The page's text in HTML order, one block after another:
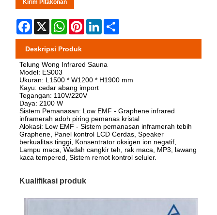
Kirim Pitakonan
Facebook
X WhatsApp
PinterestLinkedIn
Deskripsi Produk
Telung Wong Infrared Sauna
Model: ES003
Ukuran: L1500 * W1200 * H1900 mm
Kayu: cedar abang import
Tegangan: 110V/220V
Daya: 2100 W
Sistem Pemanasan: Low EMF - Graphene infrared
inframerah adoh piring pemanas kristal
Alokasi: Low EMF - Sistem pemanasan inframerah tebih
Graphene, Panel kontrol LCD Cerdas, Speaker
berkualitas tinggi, Konsentrator oksigen ion negatif,
Lampu maca, Wadah cangkir teh, rak maca, MP3, lawang
kaca tempered, Sistem remot kontrol seluler.
Kualifikasi produk